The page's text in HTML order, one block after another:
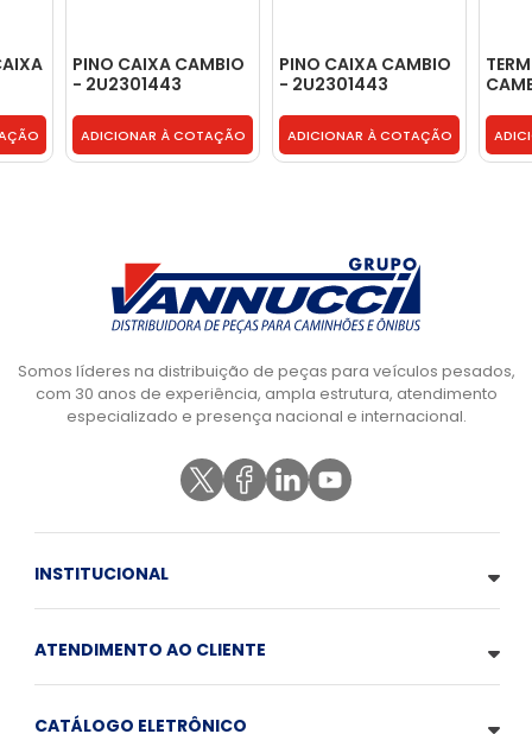
PINO CAIXA CAMBIO
- 2U2301443
ADICIONAR À COTAÇÃO
PINO CAIXA CAMBIO
- 2U2301443
ADICIONAR À COTAÇÃO
Somos líderes na distribuição de peças para veículos pesados,
com 30 anos de experiência, ampla estrutura, atendimento
especializado e presença nacional e internacional.
INSTITUCIONAL
ATENDIMENTO AO CLIENTE
CATÁLOGO ELETRÔNICO